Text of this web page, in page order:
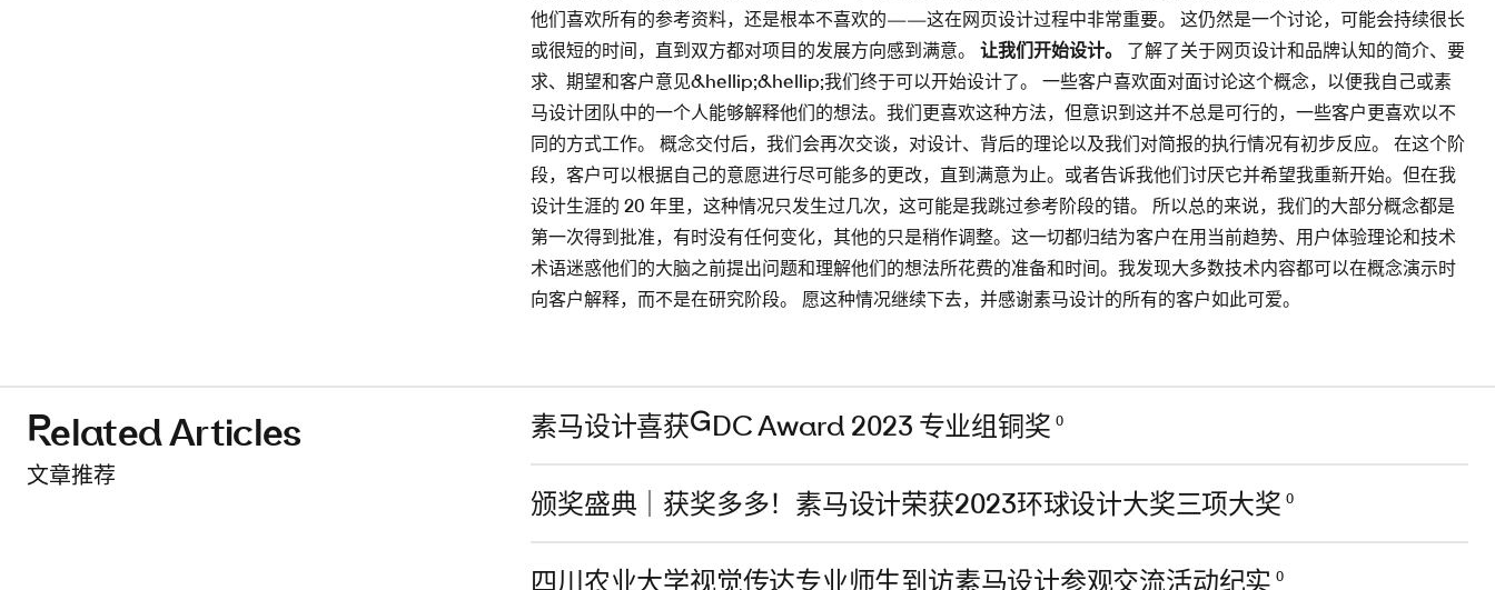
他们喜欢所有的参考资料，还是根本不喜欢的——这在网页设计过程中非常重要。 这仍然是一个讨论，可能会持续很长
或很短的时间，直到双方都对项目的发展方向感到满意。让我们开始设计。
了解了关于网页设计和品牌认知的简介、要
求、期望和客户意见&hellip;&hellip;我们终于可以开始设计了。 一些客户喜欢面对面讨论这个概念，以便我自己或素
马设计团队中的一个人能够解释他们的想法。我们更喜欢这种方法，但意识到这并不总是可行的，一些客户更喜欢以不
同的方式工作。 概念交付后，我们会再次交谈，对设计、背后的理论以及我们对简报的执行情况有初步反应。 在这个阶
段，客户可以根据自己的意愿进行尽可能多的更改，直到满意为止。或者告诉我他们讨厌它并希望我重新开始。但在我
设计生涯的 20 年里，这种情况只发生过几次，这可能是我跳过参考阶段的错。 所以总的来说，我们的大部分概念都是
第一次得到批准，有时没有任何变化，其他的只是稍作调整。这一切都归结为客户在用当前趋势、用户体验理论和技术
术语迷惑他们的大脑之前提出问题和理解他们的想法所花费的准备和时间。我发现大多数技术内容都可以在概念演示时
向客户解释，而不是在研究阶段。 愿这种情况继续下去，并感谢素马设计的所有的客户如此可爱。
Related Articles
文章推荐
素马设计喜获GDC Award 2023 专业组铜奖 0
颁奖盛典｜获奖多多！素马设计荣获2023环球设计大奖三项大奖 0
四川农业大学视觉传达专业师生到访素马设计参观交流活动纪实 0